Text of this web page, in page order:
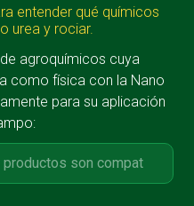
entender qué químicos
urea y rociar.
agroquímicos cuya
como física con la Nano
para su aplicación